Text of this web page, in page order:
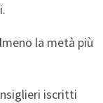
la metà più
iscritti